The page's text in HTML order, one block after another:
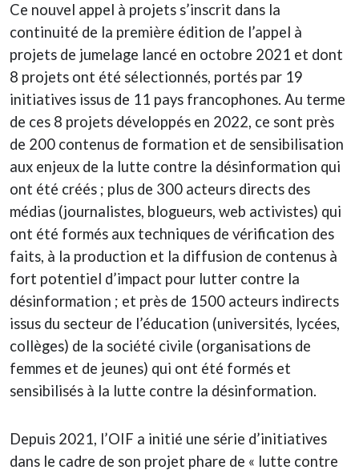
Ce nouvel appel à projets s’inscrit dans la
continuité de la première édition de l’appel à
projets de jumelage lancé en octobre 2021 et dont
8 projets ont été sélectionnés, portés par 19
initiatives issus de 11 pays francophones. Au terme
de ces 8 projets développés en 2022, ce sont près
de 200 contenus de formation et de sensibilisation
aux enjeux de la lutte contre la désinformation qui
ont été créés ; plus de 300 acteurs directs des
médias (journalistes, blogueurs, web activistes) qui
ont été formés aux techniques de vérification des
faits, à la production et la diffusion de contenus à
fort potentiel d’impact pour lutter contre la
désinformation ; et près de 1500 acteurs indirects
issus du secteur de l’éducation (universités, lycées,
collèges) de la société civile (organisations de
femmes et de jeunes) qui ont été formés et
sensibilisés à la lutte contre la désinformation.
Depuis 2021, l’OIF a initié une série d’initiatives
dans le cadre de son projet phare de « lutte contre